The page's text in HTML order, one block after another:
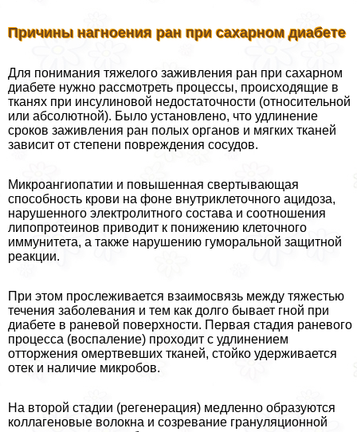
Причины нагноения ран при сахарном диабете
Для понимания тяжелого заживления ран при сахарном
диабете нужно рассмотреть процессы, происходящие в
тканях при инсулиновой недостаточности (относительной
или абсолютной). Было установлено, что удлинение
сроков заживления ран полых органов и мягких тканей
зависит от степени повреждения сосудов.
Микроангиопатии и повышенная свертывающая
способность крови на фоне внутриклеточного ацидоза,
нарушенного электролитного состава и соотношения
липопротеинов приводит к понижению клеточного
иммунитета, а также нарушению гумopaльной защитной
реакции.
При этом прослеживается взаимосвязь между тяжестью
течения заболевания и тем как долго бывает гной при
диабете в раневой поверхности. Первая стадия раневого
процесса (воспаление) проходит с удлинением
отторжения омертвевших тканей, стойко удерживается
отек и наличие микробов.
На второй стадии (регенерация) медленно образуются
коллагеновые волокна и созревание грануляционной